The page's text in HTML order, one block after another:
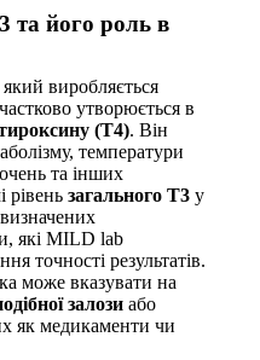
та його роль в
виробляється
утворюється в
(Т4). Він
температури
та інших
рівень загального Т3 у
які MILD lab
точності результатів.
може вказувати на
залози або
як медикаменти чи